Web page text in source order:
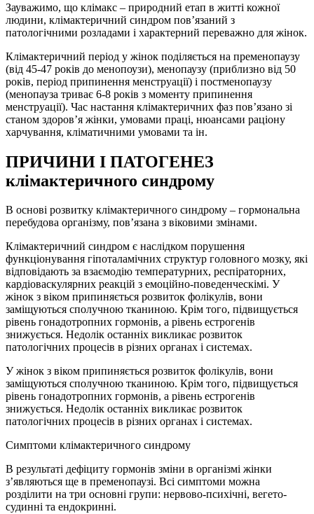
Зауважимо, що клімакс – природний етап в житті кожної
людини, клімактеричний синдром пов’язаний з
патологічними розладами і характерний переважно для жінок.
Клімактеричний період у жінок поділяється на пременопаузу
(від 45-47 років до менопоузи), менопаузу (приблизно від 50
років, період припинення менструації) і постменопаузу
(менопауза триває 6-8 років з моменту припинення
менструації). Час настання клімактеричних фаз пов’язано зі
станом здоров’я жінки, умовами праці, нюансами раціону
харчування, кліматичними умовами та ін.
ПРИЧИНИ І ПАТОГЕНЕЗ
клімактеричного синдрому
В основі розвитку клімактеричного синдрому – гормональна
перебудова організму, пов’язана з віковими змінами.
Клімактеричний синдром є наслідком порушення
функціонування гіпоталамічних структур головного мозку, які
відповідають за взаємодію температурних, респіраторних,
кардіоваскулярних реакцій з емоційно-поведенческімі. У
жінок з віком припиняється розвиток фолікулів, вони
заміщуються сполучною тканиною. Крім того, підвищується
рівень гонадотропних гормонів, а рівень естрогенів
знижується. Недолік останніх викликає розвиток
патологічних процесів в різних органах і системах.
У жінок з віком припиняється розвиток фолікулів, вони
заміщуються сполучною тканиною. Крім того, підвищується
рівень гонадотропних гормонів, а рівень естрогенів
знижується. Недолік останніх викликає розвиток
патологічних процесів в різних органах і системах.
Симптоми клімактеричного синдрому
В результаті дефіциту гормонів зміни в організмі жінки
з’являються ще в пременопаузі. Всі симптоми можна
розділити на три основні групи: нервово-психічні, вегето-
судинні та ендокринні.